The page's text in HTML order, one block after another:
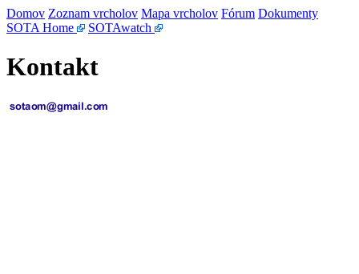
Domov Zoznam vrcholov Mapa vrcholov Fórum Dokumenty
SOTA Home
SOTAwatch
Kontakt